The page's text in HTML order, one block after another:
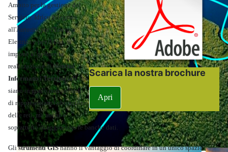
Scarica la nostra brochure
Apri
Ambito per la gestione del
Servizio Idrico Integrato
all'Autorità per l'Energia
Elettrica e per il Gas, si
impone al gestore la
realizzazione diSistemi
Informativi Territorialiche
siano in grado non soltanto
di rappresentare l'ubicazione
delle reti, ma anche e
soprattutto di aggiornare le banche dati.
Glistrumenti GIShanno il vantaggio di coordinare in un unico spazio